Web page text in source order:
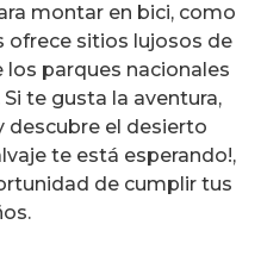
montar en bici, como
ofrece sitios lujosos de
parques nacionales
te gusta la aventura,
descubre el desierto
te está esperando!,
de cumplir tus